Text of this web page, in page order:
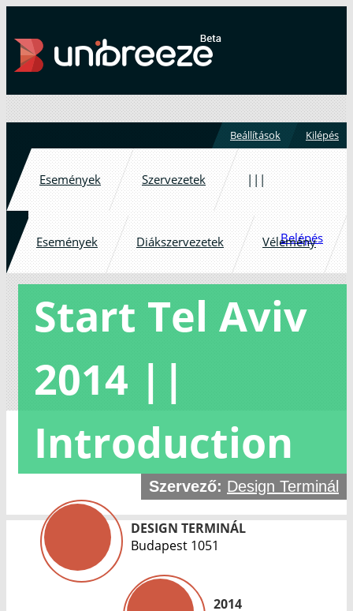
Beállítások Kilépés
Események Szervezetek |||
Események Diákszervezetek Vélemény
Belépés
Start Tel Aviv
2014 ||
Introduction
Szervező: Design Terminál
DESIGN TERMINÁL
Budapest 1051
2014